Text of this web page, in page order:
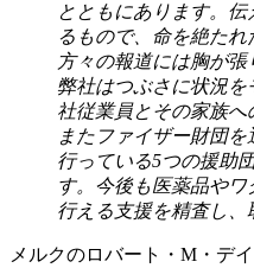
とともにあります。
るもので、命を絶た
方々の報道には胸が張
弊社はつぶさに状況
社従業員とその家族へ
またファイザー財団
行っている5つの援助
す。今後も医薬品や
行える支援を精査し、
メルクのロバート・M・デ